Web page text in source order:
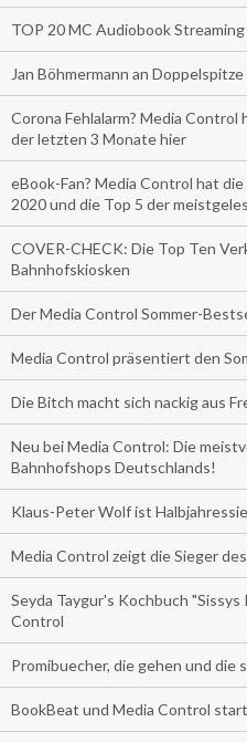
TOP 20 MC Audiobook
Jan Böhmermann an Doppelspitze
Corona Fehlalarm? Media
der letzten 3 Monate hier
eBook-Fan? Media Control hat
2020 und die Top 5 der
COVER-CHECK: Die Top Ten
Bahnhofskiosken
Der Media Control Sommer-
Media Control präsentiert den
Die Bitch macht sich nackig aus
Neu bei Media Control: Die
Bahnhofshops Deutschlands!
Klaus-Peter Wolf ist
Media Control zeigt die Sieger
Seyda Taygur's Kochbuch
Control
Promibuecher, die gehen und die
BookBeat und Media Control